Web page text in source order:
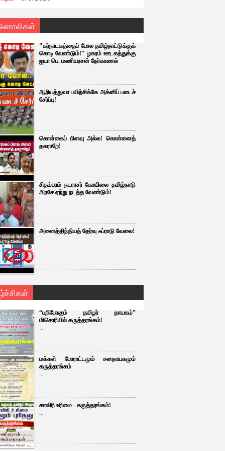
"கர்நாடகத்தைப் போல தமிழ்நாட்டுக்குக்
கொடி வேண்டும்!" ழகரம் ஊடகத்துக்கு
ஐயா பெ. மணியரசன் நோ்காணல்
ஆரியத்துவா பயிற்சிக்கே அக்னிப் படைச்
சேர்ப்பு!
கொள்கைப் பிளவு அல்ல! கொள்ளைத்
தகராறே!
சிதம்பரம் நடராசர் கோயிலை தமிழ்நாடு
அரசே ஏற்று நடத்த வேண்டும்!
அனைத்திந்தியத் தேர்வு ஃப்ராடு வேலை!
“பறிபோகும் தமிழர் தாயகம்”
மிசொரியில் கருத்தரங்கம்!
...
மக்கள் போராட்டமும் சனநாயகமும்
கருத்தரங்கம்
...
காவிரி உரிமை - கருத்தரங்கம்!
...